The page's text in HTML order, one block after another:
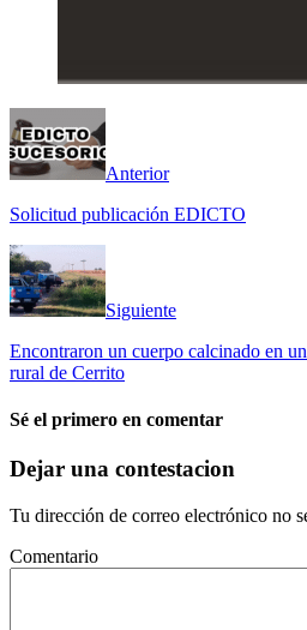
Anterior
Solicitud publicación EDICTO
Siguiente
Encontraron un cuerpo calcinado en
rural de Cerrito
Sé el primero en comentar
Dejar una contestacion
Tu dirección de correo electrónico no
Comentario